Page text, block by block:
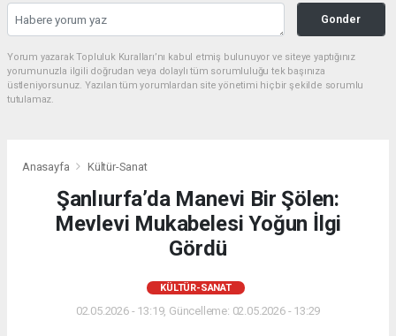
Gonder
Yorum yazarak Topluluk Kuralları’nı kabul etmiş bulunuyor ve siteye yaptığınız
yorumunuzla ilgili doğrudan veya dolaylı tüm sorumluluğu tek başınıza
üstleniyorsunuz. Yazılan tüm yorumlardan site yönetimi hiçbir şekilde sorumlu
tutulamaz.
Anasayfa Kültür-Sanat
Şanlıurfa’da Manevi Bir Şölen:
Mevlevi Mukabelesi Yoğun İlgi
Gördü
KÜLTÜR-SANAT
02.05.2026 - 13:19, Güncelleme: 02.05.2026 - 13:29